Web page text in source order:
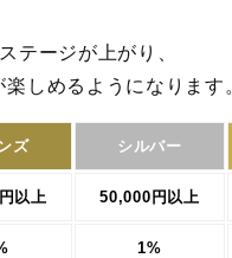
テージが上がり、
しめるようになります
ズ シルバー
以上 50,000円以上
1%